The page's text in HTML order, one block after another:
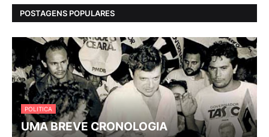
POSTAGENS POPULARES
POLITICA
UMA BREVE CRONOLOGIA